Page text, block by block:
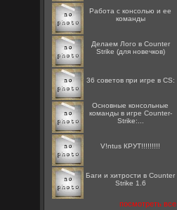
Работа с консолью и ее
команды
Делаем Лого в Counter
Strike (для новечков)
36 советов при игре в CS:
Основные консольные
команды в игре Counter-
Strike:...
V!ntus КРУТ!!!!!!!!!
Баги и хитрости в Counter
Strike 1.6
посмотреть все